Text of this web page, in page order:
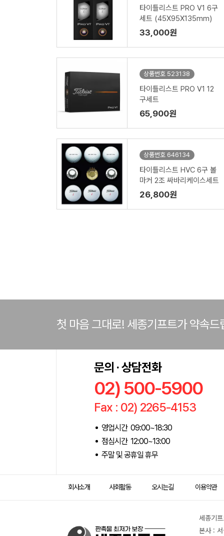
타이틀리스트 PRO V1 6구
세트 (45X95X135mm)
33,000원
상품번호 523138
타이틀리스트 PRO V1 12
구세트
65,900원
상품번호 646134
타이틀리스트 HVC 6구 볼
마커 2조 싸바리케이스세트
26,800원
첫 마음 그대로! 세종기프트가 약속드
문의 · 상담전화
02) 500-5900
Fax : 02) 2265-4153
영업시간 09:00~18:30
점심시간 12:00~13:00
주말 및 공휴일 휴무
회사소개 사회활동 오시는길 이용약관
세종기
본사 :